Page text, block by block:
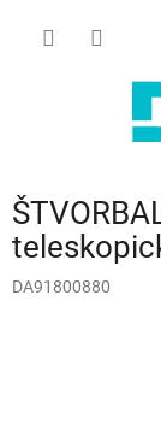
DA91800880